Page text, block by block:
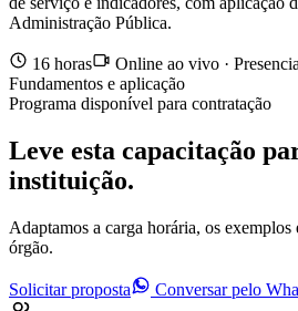
Administração Pública.
16 horas
Online ao vivo ·
Fundamentos e aplicação
Programa disponível para contratação
Leve esta capacitação
instituição.
Adaptamos a carga horária, os
órgão.
Solicitar proposta Conversar pelo